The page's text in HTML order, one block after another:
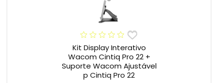
Kit Display Interativo
Wacom Cintiq Pro 22 +
Suporte Wacom Ajustável
p Cintiq Pro 22